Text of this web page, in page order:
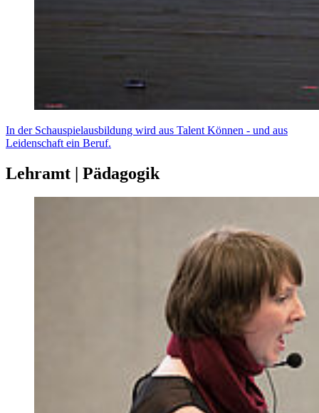
In der Schauspielausbildung wird aus Talent Können - und aus
Leidenschaft ein Beruf.
Lehramt | Pädagogik